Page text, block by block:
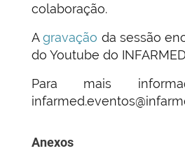
colaboração.
Agravação da sessão
do Youtube do
Para mais
Anexos